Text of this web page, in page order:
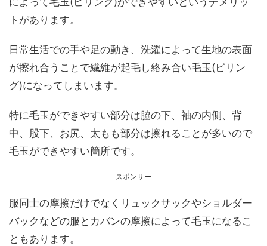
トがあります。
日常生活での手や足の動き、洗濯によって生地の表面
が擦れ合うことで繊維が起毛し絡み合い毛玉(ピリン
グ)になってしまいます。
特に毛玉ができやすい部分は脇の下、袖の内側、背
中、股下、お尻、太もも部分は擦れることが多いので
毛玉ができやすい箇所です。
スポンサー
服同士の摩擦だけでなくリュックサックやショルダー
バックなどの服とカバンの摩擦によって毛玉になるこ
ともあります。